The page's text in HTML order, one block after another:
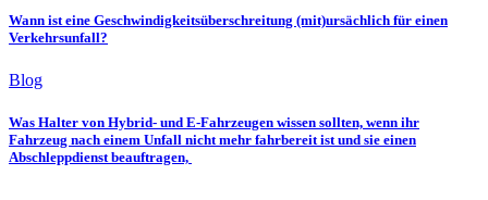
Wann ist eine Geschwindigkeitsüberschreitung (mit)ursächlich für einen
Verkehrsunfall?
Blog
Was Halter von Hybrid- und E-Fahrzeugen wissen sollten, wenn ihr
Fahrzeug nach einem Unfall nicht mehr fahrbereit ist und sie einen
Abschleppdienst beauftragen,